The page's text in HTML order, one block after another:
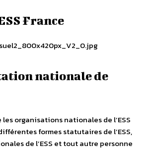
France
nationale de
les organisations nationales de l’ESS
formes statutaires de l’ESS,
de l’ESS et tout autre personne